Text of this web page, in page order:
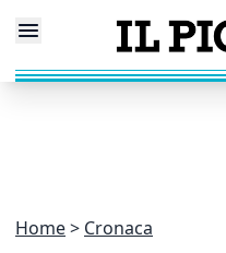
Home Cronaca